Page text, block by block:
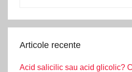
Articole recente
Acid salicilic sau acid glicolic?